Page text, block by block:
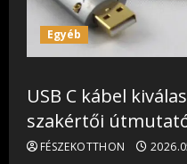
Egyéb
USB C kábel
szakértői
FÉSZEKOTTHON